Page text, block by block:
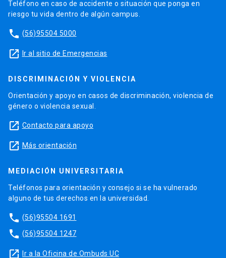
Teléfono en caso de accidente o situación que ponga en
riesgo tu vida dentro de algún campus.
phone (56)95504 5000
launch Ir al sitio de Emergencias
DISCRIMINACIÓN Y VIOLENCIA
Orientación y apoyo en casos de discriminación, violencia de
género o violencia sexual.
launch Contacto para apoyo
launch Más orientación
MEDIACIÓN UNIVERSITARIA
Teléfonos para orientación y consejo si se ha vulnerado
alguno de tus derechos en la universidad.
phone (56)95504 1691
phone (56)95504 1247
launch Ir a la Oficina de Ombuds UC